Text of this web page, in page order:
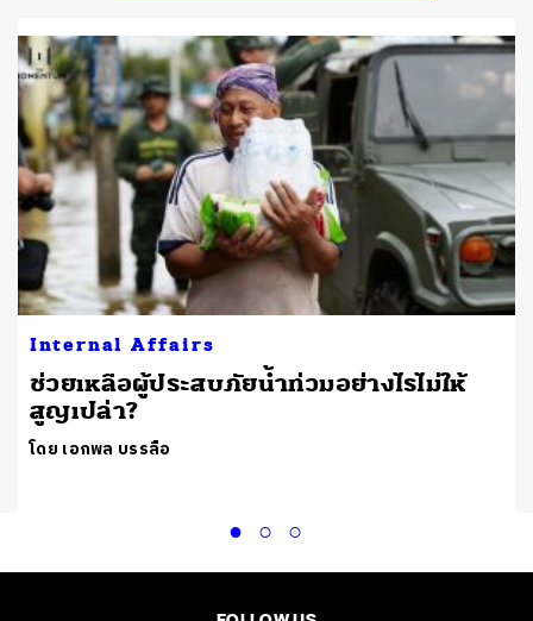
Internal Affairs
ช่วยเหลือผู้ประสบภัยน้ำท่วมอย่างไรไม่ให้
สูญเปล่า?
โดย เอกพล บรรลือ